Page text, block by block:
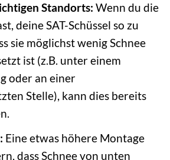
Standorts: Wenn du die
deine SAT-Schüssel so zu
sie möglichst wenig Schnee
ist (z.B. unter einem
oder an einer
Stelle), kann dies bereits
Eine etwas höhere Montage
dass Schnee von unten